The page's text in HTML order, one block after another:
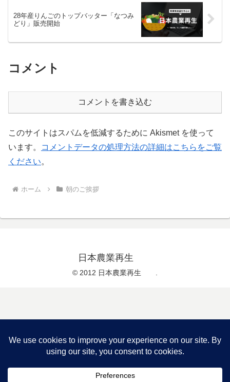
28年産りんごのトップバッター「なつみ
どり」販売開始
コメント
コメントを書き込む
このサイトはスパムを低減するために Akismet を使って
います。
コメントデータの処理方法の詳細はこちらをご覧
ください。
ホーム 朝のご挨拶
日本農業再生
© 2012 日本農業再生 .